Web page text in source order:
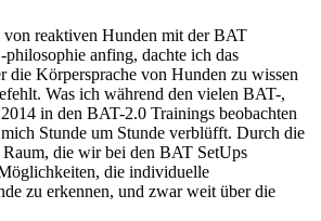
reaktiven Hunden mit der BAT
anfing, dachte ich das
die Körpersprache von Hunden zu wissen
Was ich während den vielen BAT-,
in den BAT-2.0 Trainings beobachten
Stunde um Stunde verblüfft. Durch die
die wir bei den BAT SetUps
die individuelle
zu erkennen, und zwar weit über die